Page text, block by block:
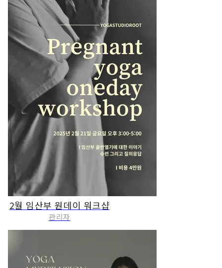
2월 임산부 원데이 워크샵
관리자